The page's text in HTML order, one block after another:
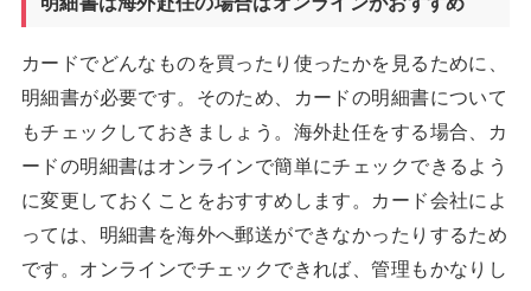
カードでどんなものを買ったり使ったかを見るために、
明細書が必要です。そのため、カードの明細書について
もチェックしておきましょう。海外赴任をする場合、カ
ードの明細書はオンラインで簡単にチェックできるよう
に変更しておくことをおすすめします。カード会社によ
っては、明細書を海外へ郵送ができなかったりするため
です。オンラインでチェックできれば、管理もかなりし